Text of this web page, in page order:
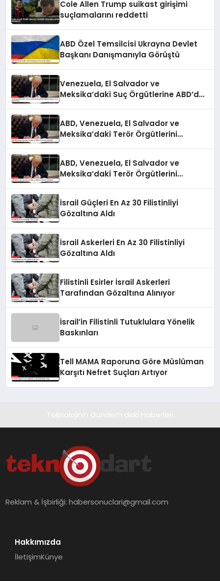
Cole Allen Trump suikast girişimi
suçlamalarını reddetti
ABD Özel Temsilcisi Ukrayna Devlet
Başkanı Danışmanıyla Görüştü
Venezuela, El Salvador ve
Meksika’daki Suç Örgütlerine ABD’den
ABD, Venezuela, El Salvador ve
Meksika’daki Terör Örgütlerini
ABD, Venezuela, El Salvador ve
Meksika’daki Terör Örgütlerini
İsrail Güçleri En Az 30 Filistinliyi
Gözaltına Aldı
İsrail Askerleri En Az 30 Filistinliyi
Gözaltına Aldı
Filistinli Esirler İsrail Askerleri
Tarafından Gözaltına Alınıyor
İsrail’in Filistinli Tutuklulara Yönelik
Baskınları
Tell MAMA Raporuna Göre Müslüman
Karşıtı Nefret Suçları Artıyor
Reklam & İşbirliği:habersonuclari@gmail.com
Hakkımızda
İletişimKünye